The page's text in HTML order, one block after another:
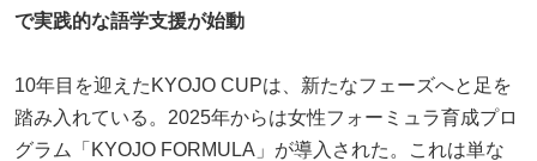
で実践的な語学支援が始動
10年目を迎えたKYOJO CUPは、新たなフェーズへと足を
踏み入れている。2025年からは女性フォーミュラ育成プロ
グラム「KYOJO FORMULA」が導入された。これは単な